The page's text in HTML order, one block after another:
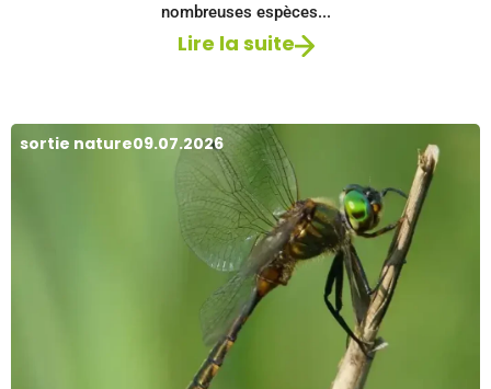
nombreuses espèces...
Lire la suite
sortie nature09.07.2026